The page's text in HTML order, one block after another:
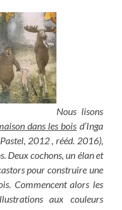
Nous lisons
dans les bois d’Inga
2012 , rééd. 2016),
Deux cochons, un élan et
pour construire une
Commencent alors les
aux couleurs